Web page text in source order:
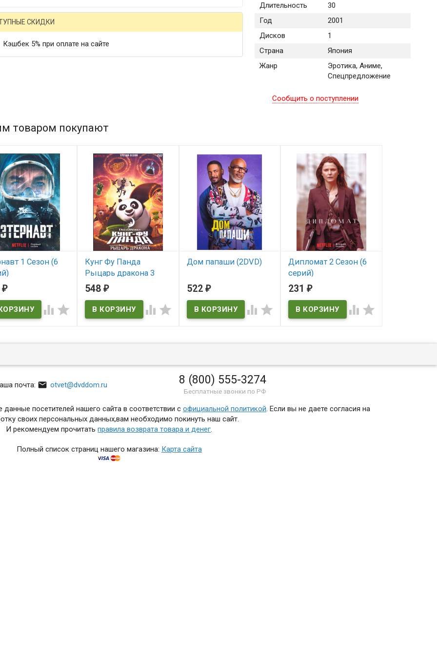
Длительность
30
Год
2001
Дисков
1
Страна
Япония
Жанр
Эротика, Аниме,
Спецпредложение
Сообщить о поступлении
СКИДКИ
Кэшбек 5% при оплате на сайте
товаром покупают
1 Сезон (6
₽
 
Кунг Фу Панда
Рыцарь дракона 3
Сезон (19 серий) (2
Princess Knight Lilia)
Himekishi Lilia Princess
548₽
 
Дом папаши (2DVD)
522 ₽
 
Дипломат 2 Сезон (6
серий)
В наличии
231₽
 
почта:  otvet@dvddom.ru 8 (800) 555-3274
Бесплатные звонки по РФ
посетителей нашего сайта в соответствии с официальной политикой. Если вы не даете согласия на
своих персональных данных,вам необходимо покинуть наш сайт.
И рекомендуем прочитатьправила возврата товара и денег.
Полный список страниц нашего магазина: Карта сайта